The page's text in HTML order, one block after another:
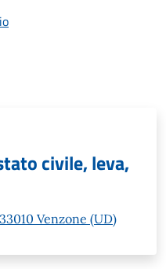
civile, leva,
Venzone (UD)